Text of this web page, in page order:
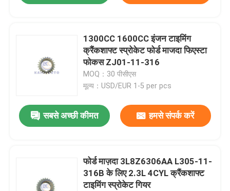
विडियो
हमारे बारे में
1300CC 1600CC इंजन टाइमिंग
क्रैंकशाफ्ट स्प्रोकेट फोर्ड माजदा फिएस्टा
फोकस ZJ01-11-316
MOQ：30 पीसीएस
मूल्य：USD/EUR 1-5 per pcs
सबसे अच्छी कीमत हमसे संपर्क करें
फोर्ड माज़दा 3L8Z6306AA L305-11-
316B के लिए 2.3L 4CYL क्रैंकशाफ्ट
टाइमिंग स्प्रोकेट गियर